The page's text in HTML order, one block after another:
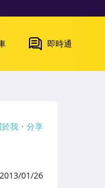
即時通
我 分享
2013/01/26